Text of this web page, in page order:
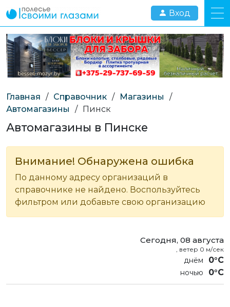
Вход
Главная / Справочник / Магазины
/
Автомагазины
/ Пинск
Автомагазины в Пинске
Внимание! Обнаружена ошибка
По данному адресу организаций в
справочнике не найдено. Воспользуйтесь
фильтром или добавьте свою организацию
Сегодня, 08 августа
, ветер 0 м/сек
0°C
0°C